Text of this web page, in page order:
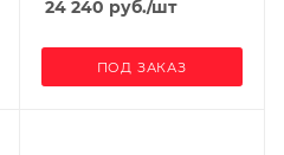
24 240 руб./шт
ПОД ЗАКАЗ